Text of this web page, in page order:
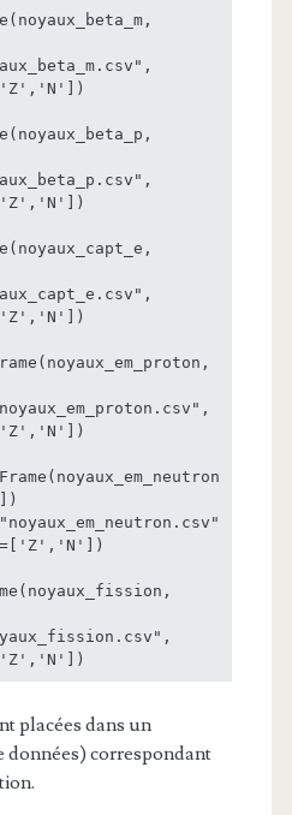
placées dans un
données) correspondant